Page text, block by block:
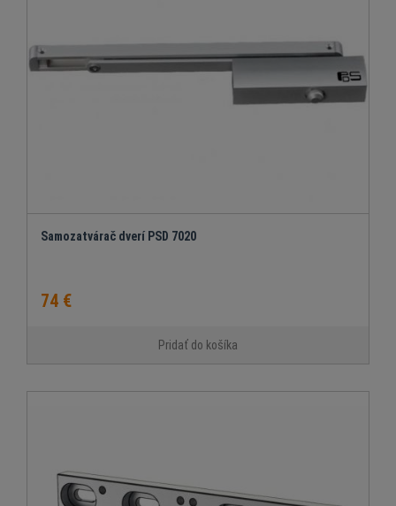
Samozatvárač dverí PSD 7020
74 €
Pridať do košíka